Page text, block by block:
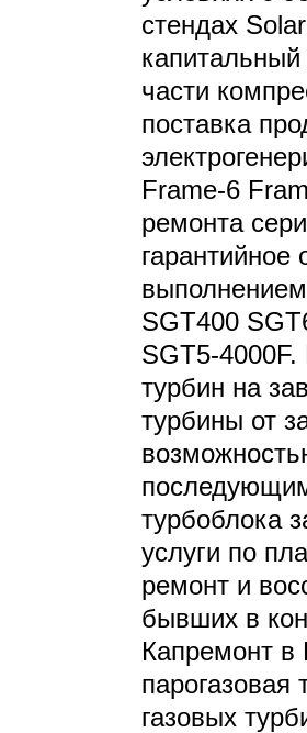
стендах
части
поставка
Frame-6
ремонта
гарантийное
SGT400
SGT5-4000F.
турбин на
турбины от
турбоблока
услуги по
ремонт и
бывших в
Капремонт в
парогазовая
газовых